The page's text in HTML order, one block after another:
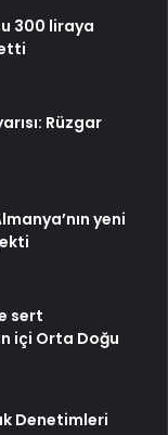
300 liraya
Rüzgar
yeni
sert
içi Orta Doğu
Denetimleri